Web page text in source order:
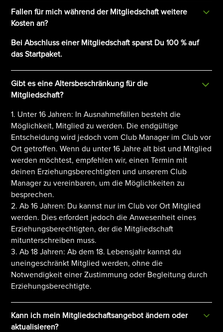
Fallen für mich während der Mitgliedschaft weitere
Kosten an?
Bei Abschluss einer Mitgliedschaft sparst Du 100 % auf
das Startpaket.
Gibt es eine Altersbeschränkung für die
Mitgliedschaft?
1. Unter 16 Jahren: In Ausnahmefällen besteht die
Möglichkeit, Mitglied zu werden. Die endgültige
Entscheidung wird jedoch vom Club Manager im Club vor
Ort getroffen. Wenn du unter 16 Jahre alt bist und Mitglied
werden möchtest, empfehlen wir, einen Termin mit
deinen Erziehungsberechtigten und unserem Club
Manager zu vereinbaren, um die Möglichkeiten zu
besprechen.
2. Ab 16 Jahren: Du kannst nur im Club vor Ort Mitglied
werden. Dies erfordert jedoch die Anwesenheit eines
Erziehungsberechtigten, der die Mitgliedschaft
mitunterschreiben muss.
3. Ab 18 Jahren: Ab dem 18. Lebensjahr kannst du
uneingeschränkt Mitglied werden, ohne die
Notwendigkeit einer Zustimmung oder Begleitung durch
Erziehungsberechtigte.
Kann ich mein Mitgliedschaftsangebot ändern oder
aktualisieren?